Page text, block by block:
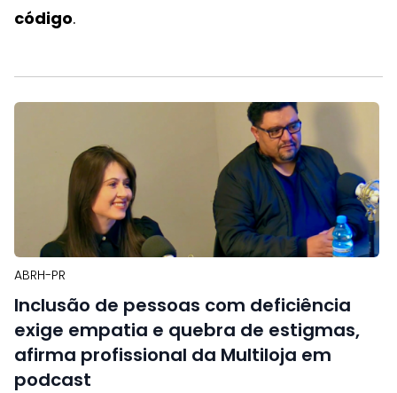
código.
ABRH-PR
Inclusão de pessoas com deficiência
exige empatia e quebra de estigmas,
afirma profissional da Multiloja em
podcast